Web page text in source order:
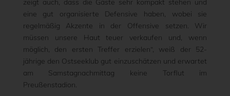
zeigt auch, dass die Gäste sehr kompakt stehen und
eine gut organisierte Defensive haben, wobei sie
regelmäßig Akzente in der Offensive setzen. Wir
müssen unsere Haut teuer verkaufen und, wenn
möglich, den ersten Treffer erzielen“, weiß der 52-
jährige den Ostseeklub gut einzuschätzen und erwartet
am Samstagnachmittag keine Torflut im
Preußenstadion.